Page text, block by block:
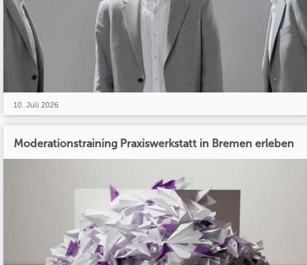
10. Juli 2026
Moderationstraining Praxiswerkstatt in Bremen erleben